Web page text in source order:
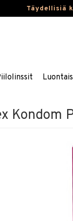
Täydellisiä
Kondom